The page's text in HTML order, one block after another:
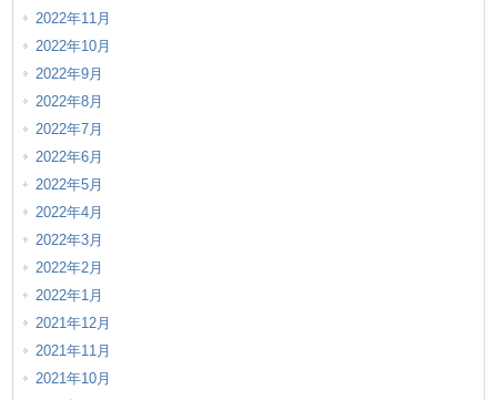
2022年11月
2022年10月
2022年9月
2022年8月
2022年7月
2022年6月
2022年5月
2022年4月
2022年3月
2022年2月
2022年1月
2021年12月
2021年11月
2021年10月